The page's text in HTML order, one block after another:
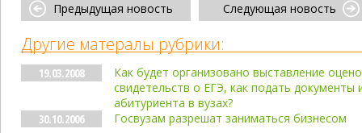
Предыдущая новость Следующая новость
Другие матералы рубрики:
19.03.2008
Как будет организовано выставление
свидетельств о ЕГЭ, как подать документы
абитуриента в вузах?
30.10.2006
Госвузам разрешат заниматься бизнесом